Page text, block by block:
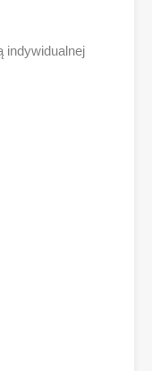
indywidualnej